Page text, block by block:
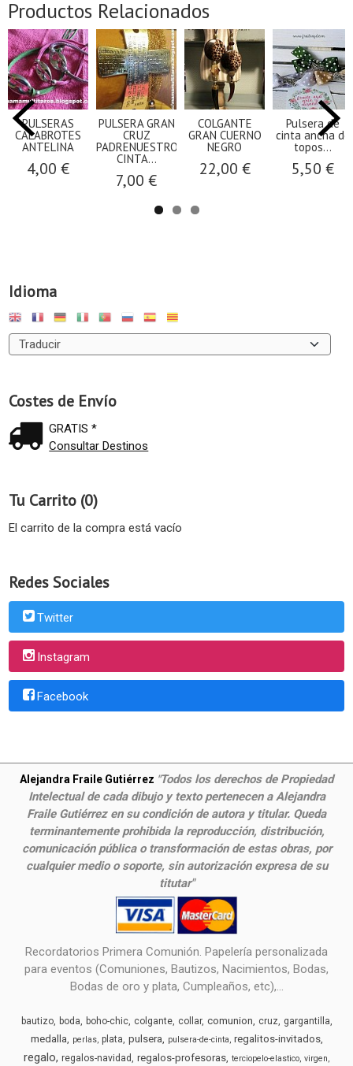
Idioma
Costes de Envío
GRATIS *
Consultar Destinos
Tu Carrito (0)
El carrito de la compra está vacío
Redes Sociales
Twitter
Instagram
Facebook
Productos Relacionados
PULSERAS
CALABROTES
ANTELINA
4,00 €
PULSERA GRAN
CRUZ
PADRENUESTRO
CINTA...
7,00 €
COLGANTE
GRAN CUERNO
NEGRO
22,00 €
Pulsera de
cinta ancha de
topos...
5,50 €
Alejandra Fraile Gutiérrez "Todos los derechos de Propiedad
Intelectual de cada dibujo y texto pertenecen a Alejandra
Fraile Gutiérrez en su condición de autora y titular. Queda
terminantemente prohibida la reproducción, distribución,
comunicación pública o transformación de estas obras, por
cualquier medio o soporte, sin autorización expresa de su
titutar"
Recordatorios Primera Comunión. Papelería personalizada
para eventos (Comuniones, Bautizos, Nacimientos, Bodas,
Bodas de oro y plata, Cumpleaños, etc),...
bautizo boda boho-chic colgante collar comunion cruz gargantilla
medalla perlas plata pulsera pulsera-de-cinta regalitos-invitados
regalo regalos-navidad regalos-profesoras terciopelo-elastico virgen